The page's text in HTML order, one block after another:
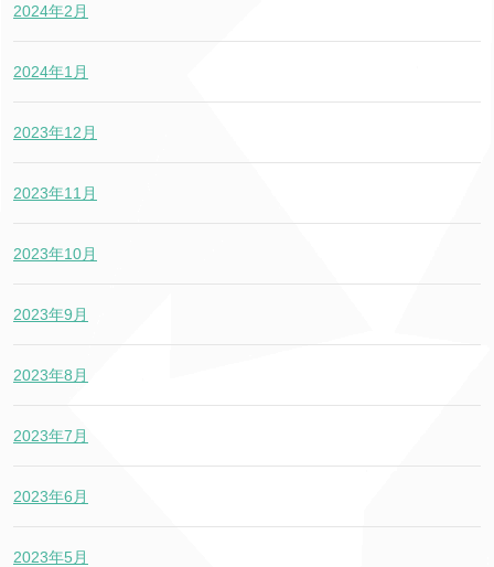
2024年2月
2024年1月
2023年12月
2023年11月
2023年10月
2023年9月
2023年8月
2023年7月
2023年6月
2023年5月